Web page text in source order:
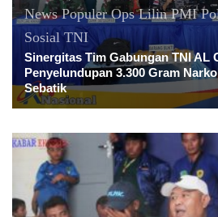
News Populer Ops Lilin PMI
Sosial TNI
Sinergitas Tim Gabungan TNI AL
Penyelundupan 3.300 Gram
Sebatik